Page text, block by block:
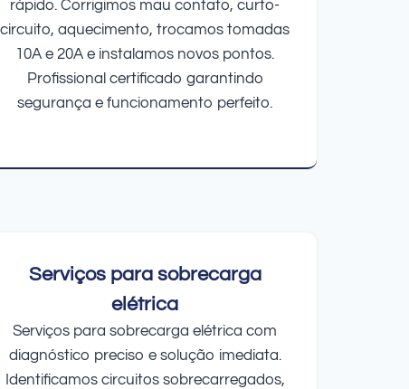
rápido. Corrigimos mau contato, curto-
circuito, aquecimento, trocamos tomadas
10A e 20A e instalamos novos pontos.
Profissional certificado garantindo
segurança e funcionamento perfeito.
Serviços para sobrecarga
elétrica
Serviços para sobrecarga elétrica com
diagnóstico preciso e solução imediata.
Identificamos circuitos sobrecarregados,